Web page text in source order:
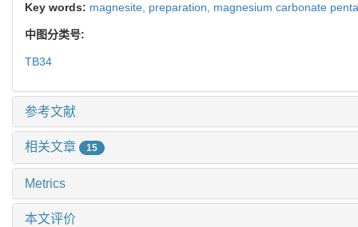
Key words: magnesite, preparation, magnesium carbonate
中图分类号:
TB34
参考文献
相关文章 15
Metrics
本文评价